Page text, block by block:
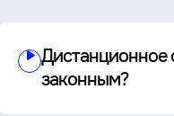
Дистанционное
законным?